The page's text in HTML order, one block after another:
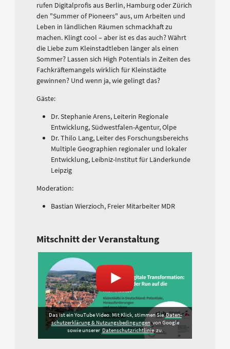
rufen Digitalprofis aus Berlin, Hamburg oder Zürich
den "Summer of Pioneers" aus, um Arbeiten und
Leben in ländlichen Räumen schmackhaft zu
machen. Klingt cool – aber ist es das auch? Währt
die Liebe zum Kleinstadtleben länger als einen
Sommer? Lassen sich High Potentials in Zeiten des
Fachkräftemangels wirklich für Kleinstädte
gewinnen? Und wenn ja, wie gelingt das?
Gäste:
Dr. Stephanie Arens, Leiterin Regionale
Entwicklung, Südwestfalen-Agentur, Olpe
Dr. Thilo Lang, Leiter des Forschungsbereichs
Multiple Geographien regionaler und lokaler
Entwicklung, Leibniz-Institut für Länderkunde
Leipzig
Moderation:
Bastian Wierzioch, Freier Mitarbeiter MDR
Mitschnitt der Veranstaltung
Das ist ein YouTube Video. Mit Klick, stimmen SieDaten­
schutz­erklärung & Nutzungs­bedingungenvon Google
sowie unserer Datenschutzrichtlinie zu.